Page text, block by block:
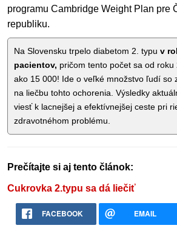
programu Cambridge Weight Plan pre
republiku.
Na Slovensku trpelo diabetom 2. typu v
pacientov, pričom tento počet sa od roku
ako 15 000! Ide o veľké množstvo ľudí so
na liečbu tohto ochorenia. Výsledky
viesť k lacnejšej a efektívnejšej ceste pri
zdravotnéhom problému.
Prečítajte si aj tento článok:
Cukrovka 2.typu sa dá liečiť
FACEBOOK EMAIL